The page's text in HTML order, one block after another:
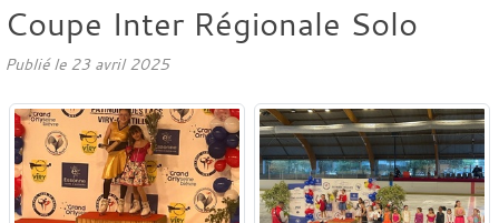
Coupe Inter Régionale Solo
Publié le 23 avril 2025